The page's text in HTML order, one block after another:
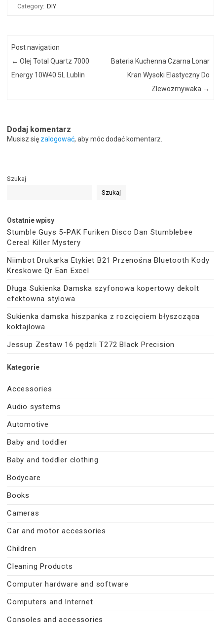
Category: DIY
Post navigation
← Olej Total Quartz 7000
Energy 10W40 5L Lublin
Bateria Kuchenna Czarna Lonar
Kran Wysoki Elastyczny Do
Zlewozmywaka →
Dodaj komentarz
Musisz się zalogować, aby móc dodać komentarz.
Szukaj
Szukaj
Ostatnie wpisy
Stumble Guys 5-PAK Furiken Disco Dan Stumblebee
Cereal Killer Mystery
Niimbot Drukarka Etykiet B21 Przenośna Bluetooth Kody
Kreskowe Qr Ean Excel
Długa Sukienka Damska szyfonowa kopertowy dekolt
efektowna stylowa
Sukienka damska hiszpanka z rozcięciem błyszcząca
koktajlowa
Jessup Zestaw 16 pędzli T272 Black Precision
Kategorie
Accessories
Audio systems
Automotive
Baby and toddler
Baby and toddler clothing
Bodycare
Books
Cameras
Car and motor accessories
Children
Cleaning Products
Computer hardware and software
Computers and Internet
Consoles and accessories